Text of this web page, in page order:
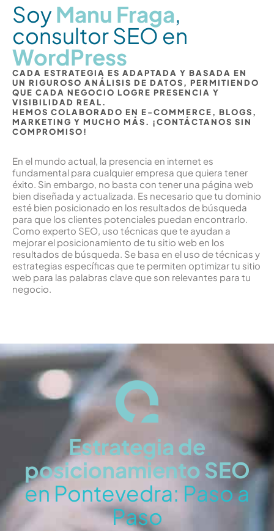
SoyManu Fraga,
consultor SEO en
WordPress
CADA ESTRATEGIA ES ADAPTADA Y BASADA EN
UN RIGUROSO ANÁLISIS DE DATOS, PERMITIENDO
QUE CADA NEGOCIO LOGRE PRESENCIA Y
VISIBILIDAD REAL.
HEMOS COLABORADO EN E-COMMERCE, BLOGS,
MARKETING Y MUCHO MÁS. ¡CONTÁCTANOS SIN
COMPROMISO!
En el mundo actual, la presencia en internet es
fundamental para cualquier empresa que quiera tener
éxito. Sin embargo, no basta con tener una página web
bien diseñada y actualizada. Es necesario que tu dominio
esté bien posicionado en los resultados de búsqueda
para que los clientes potenciales puedan encontrarlo.
Como experto SEO, uso técnicas que te ayudan a
mejorar el posicionamiento de tu sitio web en los
resultados de búsqueda. Se basa en el uso de técnicas y
estrategias específicas que te permiten optimizar tu sitio
web para las palabras clave que son relevantes para tu
negocio.
Estrategia de
posicionamiento SEO
en Pontevedra: Paso a
Paso